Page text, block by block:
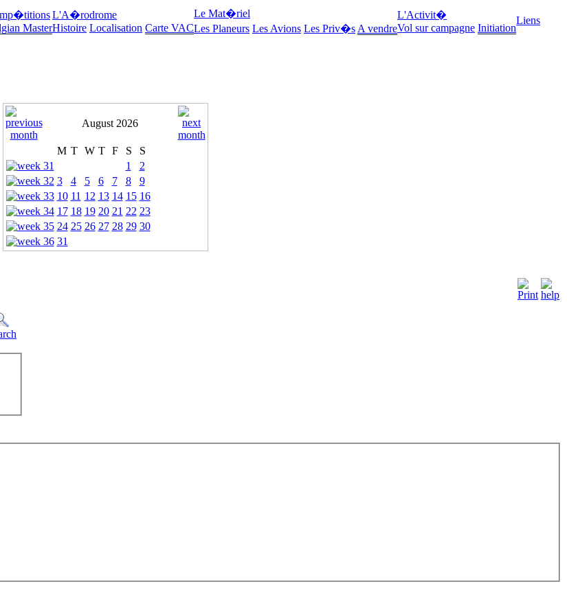
Master
L'A�rodrome
Histoire Localisation Carte VAC
Le Mat�riel
Les Planeurs Les Avions Les Priv�s A vendre
L'Activit�
Vol sur campagne Initiation
Liens
August 2026
M T W T F S
S
1
2
3
4 5 6 7 8
9
10 11 12 13 14 15 16
17 18 19 20 21 22 23
24 25 26 27 28 29 30
31